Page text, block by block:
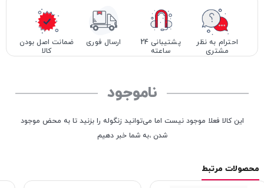
احترام به نظر
مشتری
پشتیبانی 24
ساعته
ارسال فوری
ضمانت اصل بودن
کالا
ناموجود
این کالا فعلا موجود نیست اما می‌توانید زنگوله را بزنید تا به محض موجود
شدن ،به شما خبر دهیم
محصولات مرتبط